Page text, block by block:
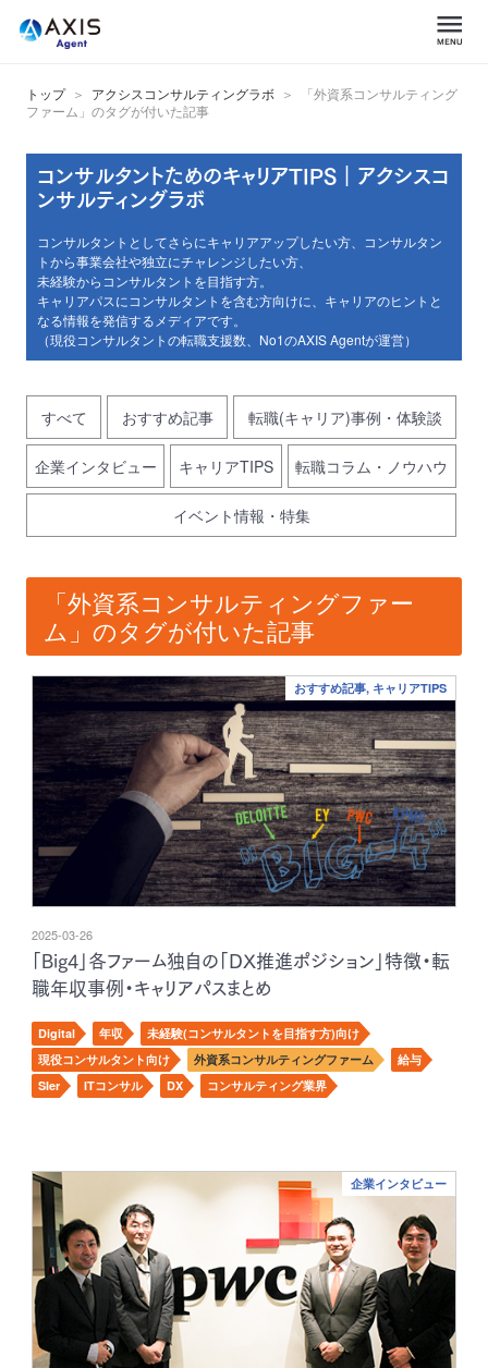
トップ アクシスコンサルティングラボ
「外資系コンサルティング
ファーム」のタグが付いた記事
コンサルタントためのキャリアTIPS｜アクシスコ
ンサルティングラボ
コンサルタントとしてさらにキャリアアップしたい方、コンサルタン
トから事業会社や独立にチャレンジしたい方、
未経験からコンサルタントを目指す方。
キャリアパスにコンサルタントを含む方向けに、キャリアのヒントと
なる情報を発信するメディアです。
（現役コンサルタントの転職支援数、No1のAXIS Agentが運営）
すべて おすすめ記事 転職(キャリア)事例・体験談
企業インタビュー キャリアTIPS 転職コラム・ノウハウ
イベント情報・特集
「外資系コンサルティングファー
ム」のタグが付いた記事
おすすめ記事, キャリアTIPS
2025-03-26
「Big4」各ファーム独自の「DX推進ポジション」特徴・転
職年収事例・キャリアパスまとめ
Digital 年収
未経験(コンサルタントを目指す方)向け
現役コンサルタント向け
外資系コンサルティングファーム
給与
SIer
ITコンサル DX コンサルティング業界
企業インタビュー